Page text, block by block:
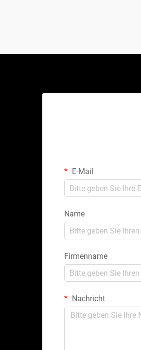
E-Mail
Name
Firmenname
Nachricht